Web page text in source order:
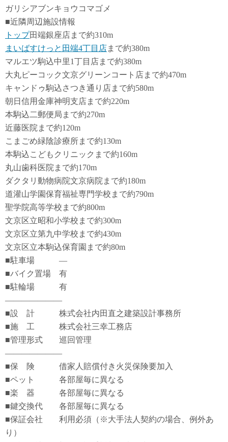
ガリシアブンキョウコマゴメ
■近隣周辺施設情報
トップ田端銀座店まで約310m
まいばすけっと田端4丁目店まで約380m
マルエツ駒込中里1丁目店まで約380m
大丸ピーコック文京グリーンコート店まで約470m
キャンドゥ駒込さつき通り店まで約580m
朝日信用金庫神明支店まで約220m
本駒込二郵便局まで約270m
近藤医院まで約120m
こまごめ緑陰診療所まで約130m
本駒込こどもクリニックまで約160m
丸山歯科医院まで約170m
ダクタリ動物病院文京病院まで約180m
道灌山学園保育福祉専門学校まで約790m
聖学院高等学校まで約800m
文京区立昭和小学校まで約300m
文京区立第九中学校まで約430m
文京区立本駒込保育園まで約80m
■駐車場 ―
■バイク置場 有
■駐輪場 有
―――――――
■設 計 株式会社内田直之建築設計事務所
■施 工 株式会社三幸工務店
■管理形式 巡回管理
―――――――
■保 険 借家人賠償付き火災保険要加入
■ペット 各部屋毎に異なる
■楽 器 各部屋毎に異なる
■鍵交換代 各部屋毎に異なる
■保証会社 利用必須（※大手法人契約の場合、例外あ
り）